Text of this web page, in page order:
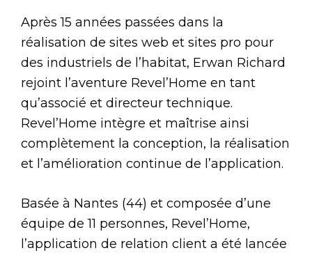
Après 15 années passées dans la
réalisation de sites web et sites pro pour
des industriels de l’habitat, Erwan Richard
rejoint l’aventure Revel’Home en tant
qu’associé et directeur technique.
Revel’Home intègre et maîtrise ainsi
complètement la conception, la réalisation
et l’amélioration continue de l’application.
Basée à Nantes (44) et composée d’une
équipe de 11 personnes, Revel’Home,
l’application de relation client a été lancée